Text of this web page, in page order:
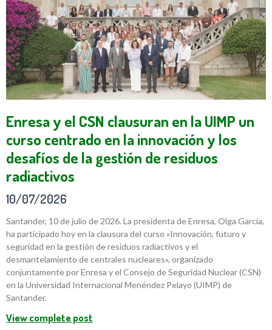
Enresa y el CSN clausuran en la UIMP un
curso centrado en la innovación y los
desafíos de la gestión de residuos
radiactivos
10/07/2026
Santander, 10 de julio de 2026. La presidenta de Enresa, Olga García,
ha participado hoy en la clausura del curso «Innovación, futuro y
seguridad en la gestión de residuos radiactivos y el
desmantelamiento de centrales nucleares», organizado
conjuntamente por Enresa y el Consejo de Seguridad Nuclear (CSN)
en la Universidad Internacional Menéndez Pelayo (UIMP) de
Santander.
View complete post